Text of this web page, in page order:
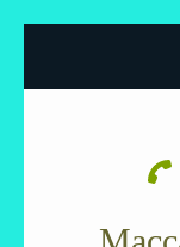
содержимому